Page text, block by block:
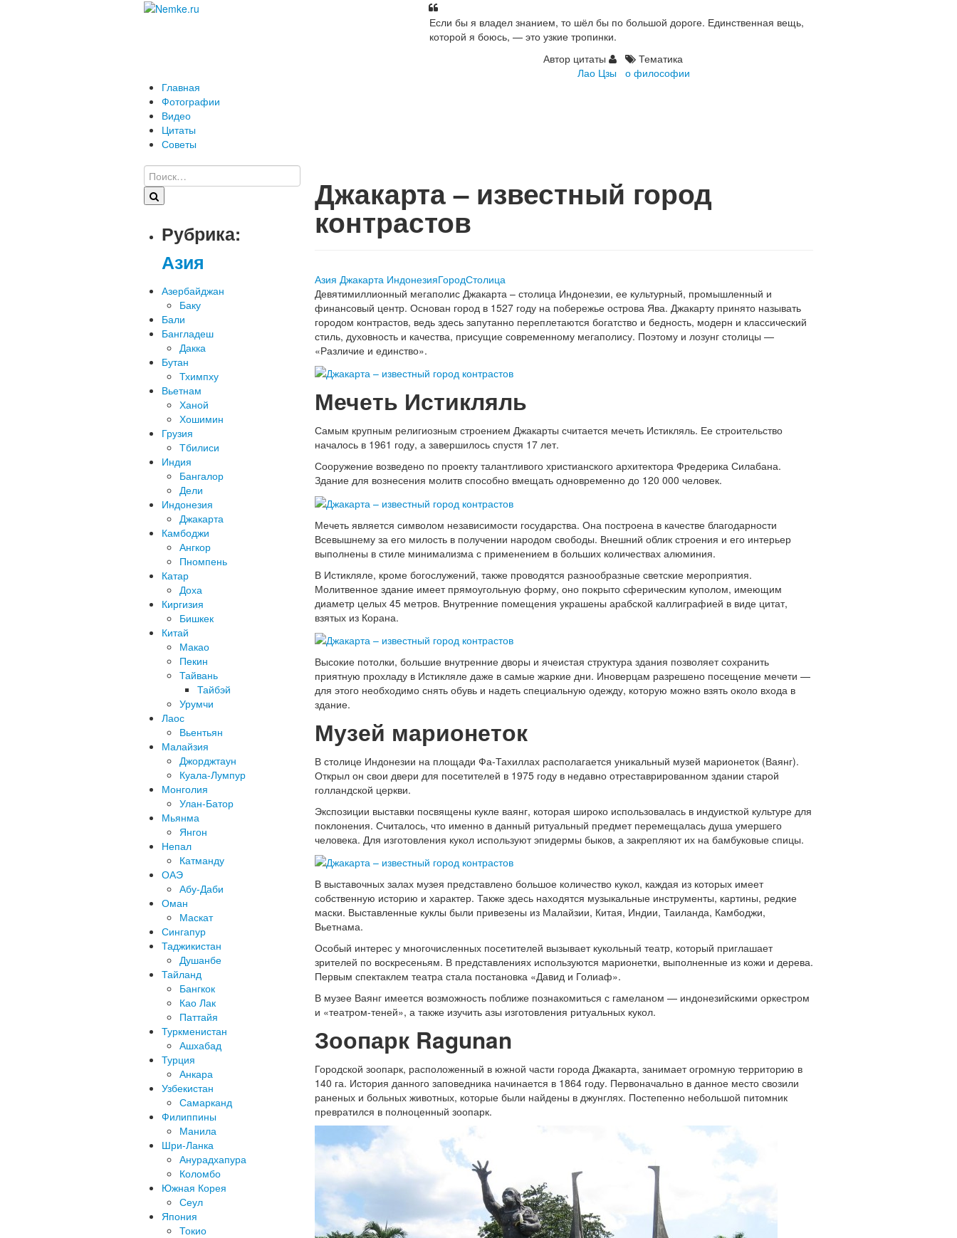
Если бы я владел знанием, то шёл бы по большой дороге. Единственная вещь,
которой я боюсь, — это узкие тропинки.
Автор цитаты
Лао Цзы
Тематика
о философии
Главная
Фотографии
Видео
Цитаты
Советы
Рубрика:
Азия
Азербайджан
Баку
Бали
Бангладеш
Дакка
Бутан
Тхимпху
Вьетнам
Ханой
Хошимин
Грузия
Тбилиси
Индия
Бангалор
Дели
Индонезия
Джакарта
Камбоджи
Ангкор
Пномпень
Катар
Доха
Киргизия
Бишкек
Китай
Макао
Пекин
Тайвань
Тайбэй
Урумчи
Лаос
Вьентьян
Малайзия
Джорджтаун
Куала-Лумпур
Монголия
Улан-Батор
Мьянма
Янгон
Непал
Катманду
ОАЭ
Абу-Даби
Оман
Маскат
Сингапур
Таджикистан
Душанбе
Тайланд
Бангкок
Као Лак
Паттайя
Туркменистан
Ашхабад
Турция
Анкара
Узбекистан
Самарканд
Филиппины
Манила
Шри-Ланка
Анурадхапура
Коломбо
Южная Корея
Сеул
Япония
Токио
Джакарта – известный город
контрастов
Азия Джакарта ИндонезияГородСтолица
Девятимиллионный мегаполис Джакарта – столица Индонезии, ее культурный, промышленный и
финансовый центр. Основан город в 1527 году на побережье острова Ява. Джакарту принято называть
городом контрастов, ведь здесь запутанно переплетаются богатство и бедность, модерн и классический
стиль, духовность и качества, присущие современному мегаполису. Поэтому и лозунг столицы —
«Различие и единство».
Мечеть Истикляль
Самым крупным религиозным строением Джакарты считается мечеть Истикляль. Ее строительство
началось в 1961 году, а завершилось спустя 17 лет.
Сооружение возведено по проекту талантливого христианского архитектора Фредерика Силабана.
Здание для вознесения молитв способно вмещать одновременно до 120 000 человек.
Мечеть является символом независимости государства. Она построена в качестве благодарности
Всевышнему за его милость в получении народом свободы. Внешний облик строения и его интерьер
выполнены в стиле минимализма с применением в больших количествах алюминия.
В Истикляле, кроме богослужений, также проводятся разнообразные светские мероприятия.
Молитвенное здание имеет прямоугольную форму, оно покрыто сферическим куполом, имеющим
диаметр целых 45 метров. Внутренние помещения украшены арабской каллиграфией в виде цитат,
взятых из Корана.
Высокие потолки, большие внутренние дворы и ячеистая структура здания позволяет сохранить
приятную прохладу в Истикляле даже в самые жаркие дни. Иноверцам разрешено посещение мечети —
для этого необходимо снять обувь и надеть специальную одежду, которую можно взять около входа в
здание.
Музей марионеток
В столице Индонезии на площади Фа-Тахиллах располагается уникальный музей марионеток (Ваянг).
Открыл он свои двери для посетителей в 1975 году в недавно отреставрированном здании старой
голландской церкви.
Экспозиции выставки посвящены кукле ваянг, которая широко использовалась в индуисткой культуре для
поклонения. Считалось, что именно в данный ритуальный предмет перемещалась душа умершего
человека. Для изготовления кукол используют эпидермы быков, а закрепляют их на бамбуковые спицы.
В выставочных залах музея представлено большое количество кукол, каждая из которых имеет
собственную историю и характер. Также здесь находятся музыкальные инструменты, картины, редкие
маски. Выставленные куклы были привезены из Малайзии, Китая, Индии, Таиланда, Камбоджи,
Вьетнама.
Особый интерес у многочисленных посетителей вызывает кукольный театр, который приглашает
зрителей по воскресеньям. В представлениях используются марионетки, выполненные из кожи и дерева.
Первым спектаклем театра стала постановка «Давид и Голиаф».
В музее Ваянг имеется возможность поближе познакомиться с гамеланом — индонезийскими оркестром
и «театром-теней», а также изучить азы изготовления ритуальных кукол.
Зоопарк Ragunan
Городской зоопарк, расположенный в южной части города Джакарта, занимает огромную территорию в
140 га. История данного заповедника начинается в 1864 году. Первоначально в данное место свозили
раненых и больных животных, которые были найдены в джунглях. Постепенно небольшой питомник
превратился в полноценный зоопарк.